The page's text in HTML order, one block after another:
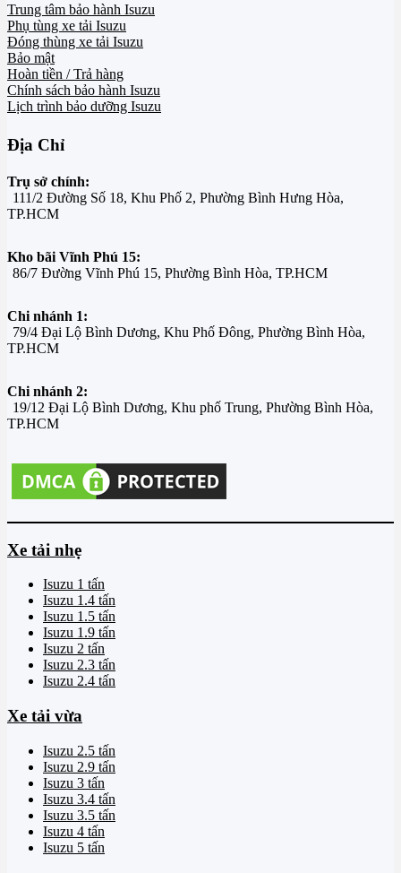
Trung tâm bảo hành Isuzu
Phụ tùng xe tải Isuzu
Đóng thùng xe tải Isuzu
Bảo mật
Hoàn tiền / Trả hàng
Chính sách bảo hành Isuzu
Lịch trình bảo dưỡng Isuzu
Địa Chỉ
Trụ sở chính:
111/2 Đường Số 18, Khu Phố 2, Phường Bình Hưng Hòa,
TP.HCM
Kho bãi Vĩnh Phú 15:
86/7 Đường Vĩnh Phú 15, Phường Bình Hòa, TP.HCM
Chi nhánh 1:
79/4 Đại Lộ Bình Dương, Khu Phố Đông, Phường Bình Hòa,
TP.HCM
Chi nhánh 2:
19/12 Đại Lộ Bình Dương, Khu phố Trung, Phường Bình Hòa,
TP.HCM
Xe tải nhẹ
Isuzu 1 tấn
Isuzu 1.4 tấn
Isuzu 1.5 tấn
Isuzu 1.9 tấn
Isuzu 2 tấn
Isuzu 2.3 tấn
Isuzu 2.4 tấn
Xe tải vừa
Isuzu 2.5 tấn
Isuzu 2.9 tấn
Isuzu 3 tấn
Isuzu 3.4 tấn
Isuzu 3.5 tấn
Isuzu 4 tấn
Isuzu 5 tấn